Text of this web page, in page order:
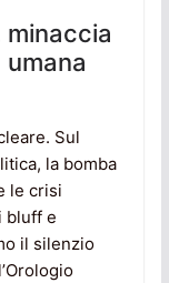
minaccia
Sul
la bomba
le crisi
bluff e
il silenzio